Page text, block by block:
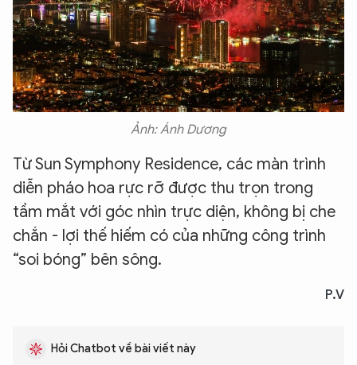
Ảnh: Ánh Dương
Từ Sun Symphony Residence, các màn trình
diễn pháo hoa rực rỡ được thu trọn trong
tầm mắt với góc nhìn trực diện, không bị che
chắn - lợi thế hiếm có của những công trình
“soi bóng” bên sông.
P.V
Hỏi Chatbot về bài viết này